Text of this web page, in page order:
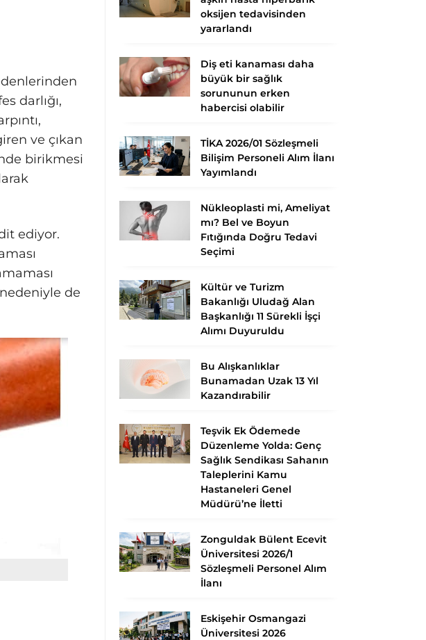
darlığı,
ve çıkan
birikmesi
ediyor.
de
oksijen tedavisinden
yararlandı
Diş eti kanaması daha
büyük bir sağlık
sorununun erken
habercisi olabilir
TİKA 2026/01 Sözleşmeli
Bilişim Personeli Alım İlanı
Yayımlandı
Nükleoplasti mi, Ameliyat
mı? Bel ve Boyun
Fıtığında Doğru Tedavi
Seçimi
Kültür ve Turizm
Bakanlığı Uludağ Alan
Başkanlığı 11 Sürekli İşçi
Alımı Duyuruldu
Bu Alışkanlıklar
Bunamadan Uzak 13 Yıl
Kazandırabilir
Teşvik Ek Ödemede
Düzenleme Yolda: Genç
Sağlık Sendikası Sahanın
Taleplerini Kamu
Hastaneleri Genel
Müdürü’ne İletti
Zonguldak Bülent Ecevit
Üniversitesi 2026/1
Sözleşmeli Personel Alım
İlanı
Eskişehir Osmangazi
Üniversitesi 2026